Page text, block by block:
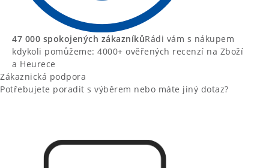
47 000 spokojených zákazníkůRádi vám s nákupem
kdykoli pomůžeme: 4000+ ověřených recenzí na Zboží
a Heurece
Zákaznická podpora
Potřebujete poradit s výběrem nebo máte jiný dotaz?